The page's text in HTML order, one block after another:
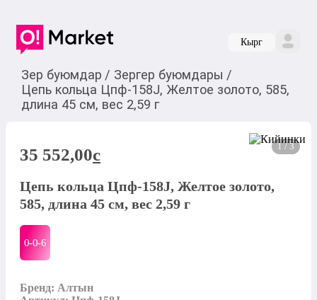
Кырг
Зер буюмдар / Зергер буюмдары /
Цепь кольца Цпф-158J, Желтое золото, 585,
длина 45 см, вес 2,59 г
1 / 3
35 552,00c
Цепь кольца Цпф-158J, Желтое золото,
585, длина 45 см, вес 2,59 г
0-0-6
Бренд: Алтын